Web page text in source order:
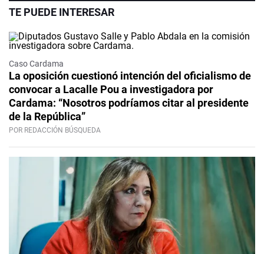
TE PUEDE INTERESAR
Caso Cardama
La oposición cuestionó intención del oficialismo de
convocar a Lacalle Pou a investigadora por
Cardama: “Nosotros podríamos citar al presidente
de la República”
POR REDACCIÓN BÚSQUEDA